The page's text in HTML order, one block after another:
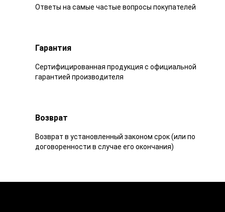
Ответы на самые частые вопросы покупателей
Гарантия
Сертифицированная продукция с официальной
гарантией производителя
Возврат
Возврат в установленный законом срок (или по
договоренности в случае его окончания)